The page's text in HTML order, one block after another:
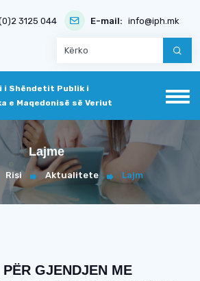
3125 044 E-mail: info@iph.mk
Shëndetit Publik i
e Maqedonisë së Veriut
Lajme
Risi Aktualitete Lajm
GJENDJEN ME